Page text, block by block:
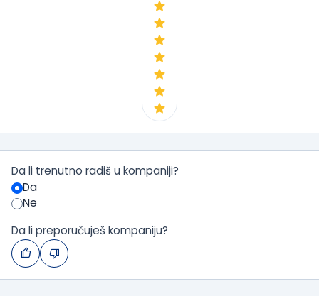
Da li trenutno radiš u kompaniji?
Da
Ne
Da li preporučuješ kompaniju?